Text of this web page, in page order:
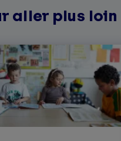
aller plus loin